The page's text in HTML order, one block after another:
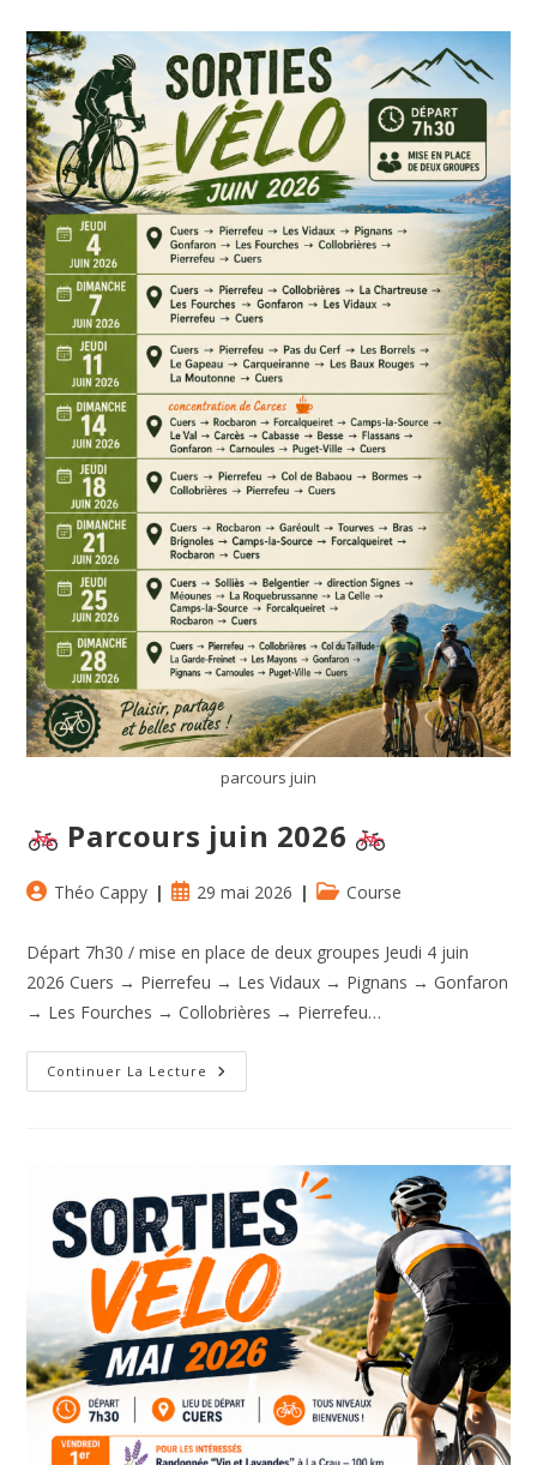
parcours juin
Parcours juin 2026
Auteur/autrice
la
publication :
Théo Cappy
Publication
29 mai 2026
PostCourse
Départ 7h30 / mise en place de deux groupes Jeudi 4 juin
2026 Cuers → Pierrefeu → Les Vidaux → Pignans → Gonfaron
→ Les Fourches → Collobrières → Pierrefeu…
Continuer La Lecture
Parcours